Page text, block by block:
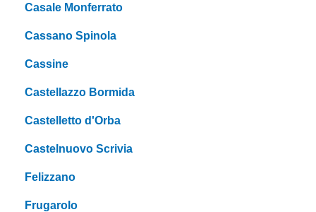
Casale Monferrato
Cassano Spinola
Cassine
Castellazzo Bormida
Castelletto d'Orba
Castelnuovo Scrivia
Felizzano
Frugarolo